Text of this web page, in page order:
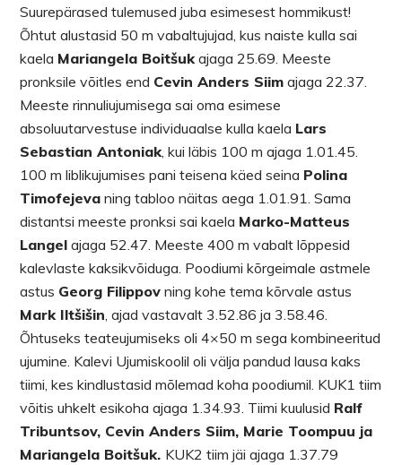
Suurepärased tulemused juba esimesest hommikust!
Õhtut alustasid 50 m vabaltujujad, kus naiste kulla sai
kaela Mariangela Boitšukajaga 25.69. Meeste
pronksile võitles end Cevin Anders Siim ajaga 22.37.
Meeste rinnuliujumisega sai oma esimese
absoluutarvestuse individuaalse kulla kaela Lars
Sebastian Antoniak, kui läbis 100 m ajaga 1.01.45.
100 m liblikujumises pani teisena käed seina Polina
Timofejeva ning tabloo näitas aega 1.01.91. Sama
distantsi meeste pronksi sai kaela Marko-Matteus
Langel ajaga 52.47. Meeste 400 m vabalt lõppesid
kalevlaste kaksikvõiduga. Poodiumi kõrgeimale astmele
astus Georg Filippov ning kohe tema kõrvale astus
Mark Iltšišin, ajad vastavalt 3.52.86 ja 3.58.46.
Õhtuseks teateujumiseks oli 4×50 m sega kombineeritud
ujumine. Kalevi Ujumiskoolil oli välja pandud lausa kaks
tiimi, kes kindlustasid mõlemad koha poodiumil. KUK1 tiim
võitis uhkelt esikoha ajaga 1.34.93. Tiimi kuulusid Ralf
Tribuntsov, Cevin Anders Siim, Marie Toompuu ja
Mariangela Boitšuk. KUK2 tiim jäi ajaga 1.37.79